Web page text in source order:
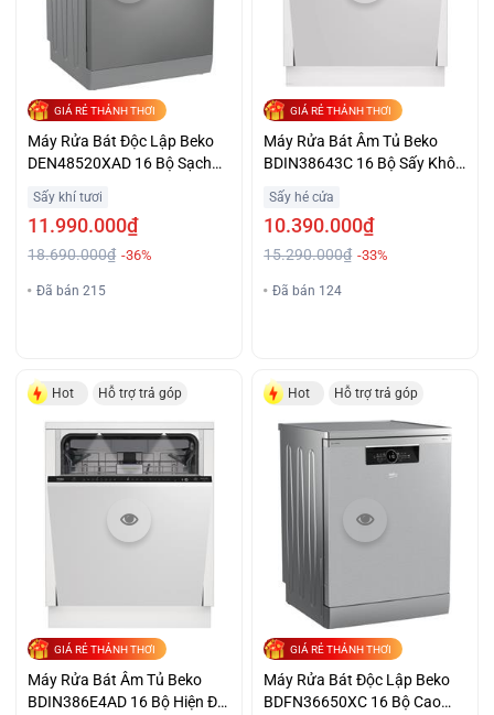
GIÁ RẺ THẢNH THƠI
Máy Rửa Bát Độc Lập Beko
DEN48520XAD 16 Bộ Sạch
Khô Tiết Kiệm
Sấy khí tươi
11.990.000₫
18.690.000₫ -36%
Đã bán 215
GIÁ RẺ THẢNH THƠI
Máy Rửa Bát Âm Tủ Beko
BDIN38643C 16 Bộ Sấy Khô
Giá Sốc
Sấy hé cửa
10.390.000₫
15.290.000₫ -33%
Đã bán 124
Hot Hỗ trợ trả góp
GIÁ RẺ THẢNH THƠI
Máy Rửa Bát Âm Tủ Beko
BDIN386E4AD 16 Bộ Hiện Đại
Hot Hỗ trợ trả góp
GIÁ RẺ THẢNH THƠI
Máy Rửa Bát Độc Lập Beko
BDFN36650XC 16 Bộ Cao